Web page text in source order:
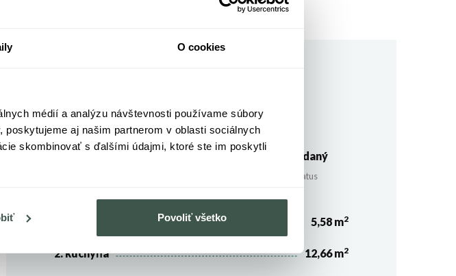
O cookies
médií a analýzu návštevnosti používame súbory
aj našim partnerom v oblasti sociálnych
skombinovať s ďalšími údajmi, ktoré ste im poskytli
Povoliť všetko
Rozloha Terasa
Predaný
Status
5,58 m2
2. kuchyňa 12,66 m2